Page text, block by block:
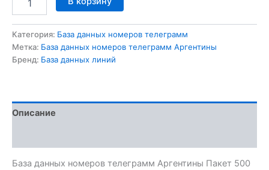
Категория: База данных номеров телеграмм
Метка: База данных номеров телеграмм Аргентины
Бренд: База данных линий
Описание
База данных номеров телеграмм Аргентины Пакет 500